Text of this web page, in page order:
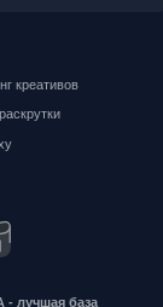
креативов
- лучшая база